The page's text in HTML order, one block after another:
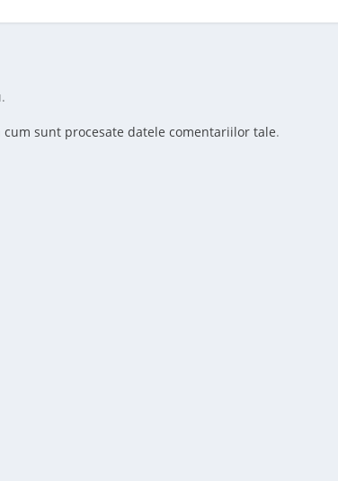
cum sunt procesate datele comentariilor tale.